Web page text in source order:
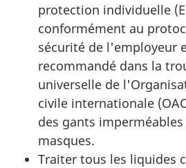
protection individuelle
conformément au
sécurité de l'employeur
recommandé dans la
universelle de
civile internationale
des gants
masques.
Traiter tous les liquides